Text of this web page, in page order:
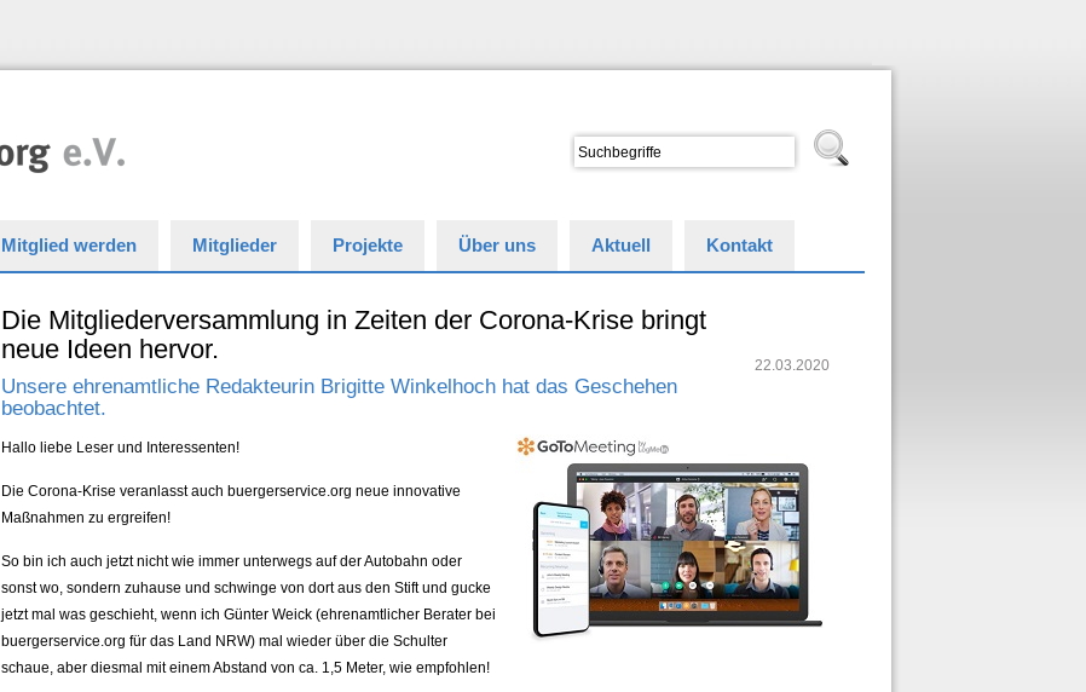
Mitglied werden Mitglieder Projekte Über uns Aktuell Kontakt
Die Mitgliederversammlung in Zeiten der Corona-Krise bringt
neue Ideen hervor.
Unsere ehrenamtliche Redakteurin Brigitte Winkelhoch hat das Geschehen
beobachtet.
22.03.2020
Hallo liebe Leser und Interessenten!
Die Corona-Krise veranlasst auch buergerservice.org neue innovative
Maßnahmen zu ergreifen!
So bin ich auch jetzt nicht wie immer unterwegs auf der Autobahn oder
sonst wo, sondern zuhause und schwinge von dort aus den Stift und gucke
jetzt mal was geschieht, wenn ich Günter Weick (ehrenamtlicher Berater bei
buergerservice.org für das Land NRW) mal wieder über die Schulter
schaue, aber diesmal mit einem Abstand von ca. 1,5 Meter, wie empfohlen!